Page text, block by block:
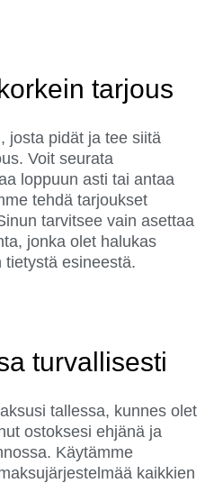
tarjous
josta pidät ja tee siitä
Voit seurata
loppuun asti tai antaa
tehdä tarjoukset
tarvitsee vain asettaa
jonka olet halukas
tietystä esineestä.
turvallisesti
tallessa, kunnes olet
ostoksesi ehjänä ja
Käytämme
kaikkien